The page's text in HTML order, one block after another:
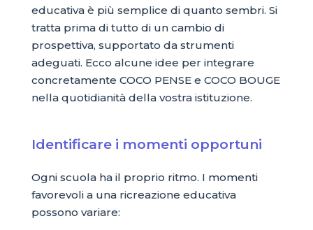
educativa è più semplice di quanto sembri. Si
tratta prima di tutto di un cambio di
prospettiva, supportato da strumenti
adeguati. Ecco alcune idee per integrare
concretamente COCO PENSE e COCO BOUGE
nella quotidianità della vostra istituzione.
Identificare i momenti opportuni
Ogni scuola ha il proprio ritmo. I momenti
favorevoli a una ricreazione educativa
possono variare: